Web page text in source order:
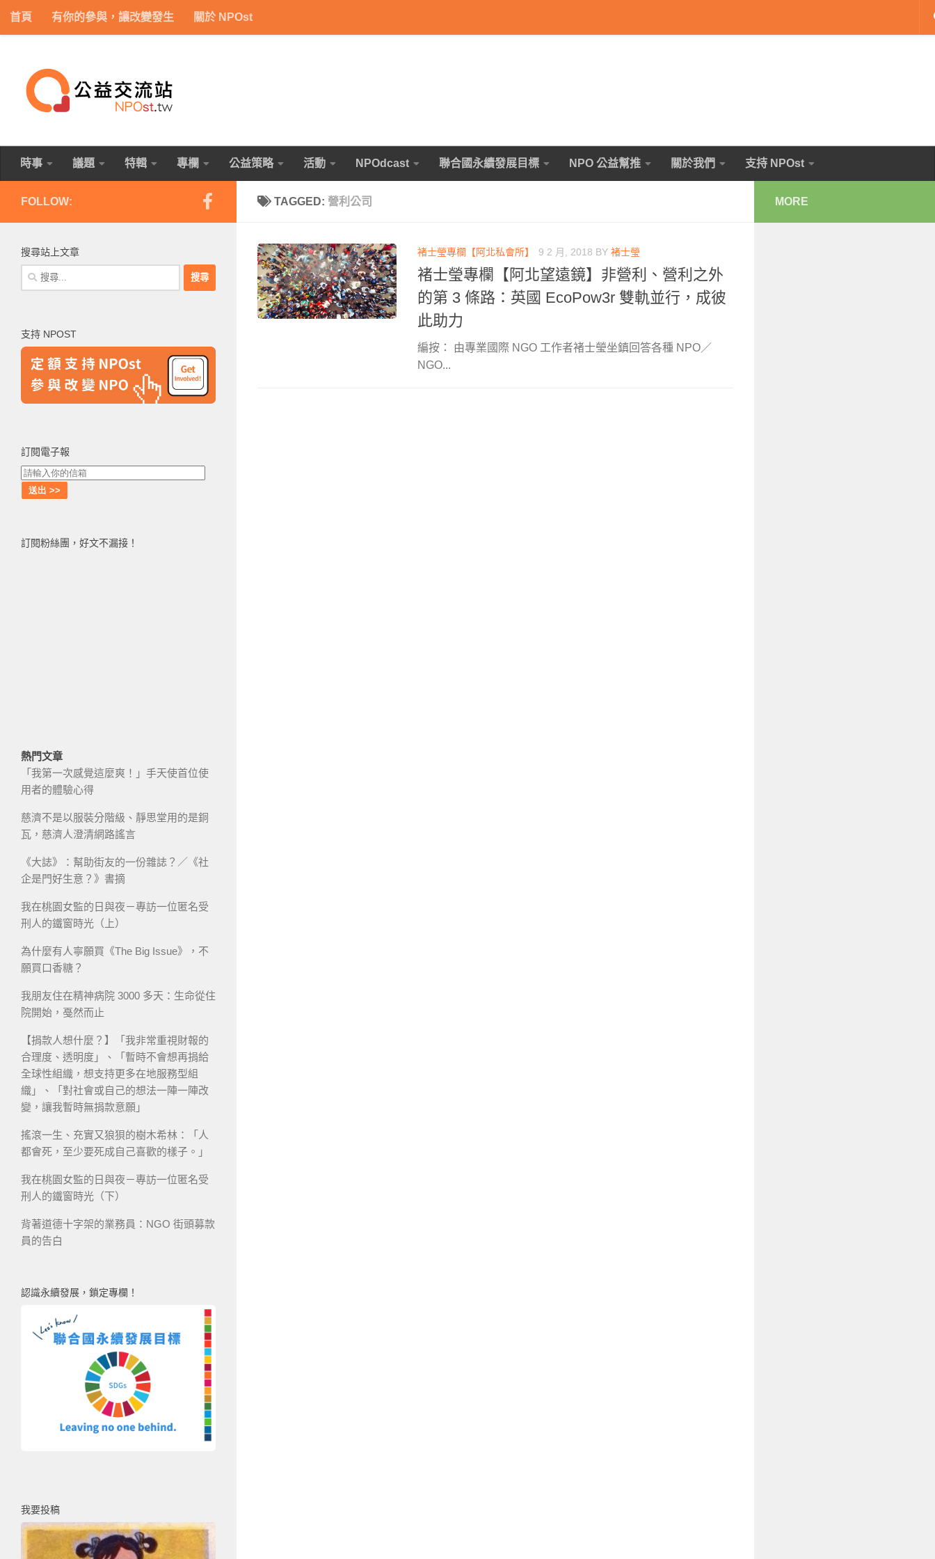
Skip to content
首頁 有你的參與，讓改變發生 關於 NPOst
時事 議題 特輯 專欄 公益策略 活動 NPOdcast 聯合國永續發展目標 NPO 公益幫推 關於我們 支持 NPOst
TAGGED: 營利公司
褚士瑩專欄【阿北私會所】 9 2 月, 2018 BY 褚士瑩
褚士瑩專欄【阿北望遠鏡】非營利、營利之外
的第 3 條路：英國 EcoPow3r 雙軌並行，成彼
此助力
編按： 由專業國際 NGO 工作者褚士瑩坐鎮回答各種 NPO／
NGO...
FOLLOW:
搜尋站上文章
搜
尋
字:
支持 NPOST
訂閱電子報
訂閱粉絲團，好文不漏接！
熱門文章
「我第一次感覺這麼爽！」手天使首位使
用者的體驗心得
慈濟不是以服裝分階級、靜思堂用的是銅
瓦，慈濟人澄清網路謠言
《大誌》：幫助街友的一份雜誌？／《社
企是門好生意？》書摘
我在桃園女監的日與夜－專訪一位匿名受
刑人的鐵窗時光（上）
為什麼有人寧願買《The Big Issue》，不
願買口香糖？
我朋友住在精神病院 3000 多天：生命從住
院開始，戞然而止
【捐款人想什麼？】「我非常重視財報的
合理度、透明度」、「暫時不會想再捐給
全球性組織，想支持更多在地服務型組
織」、「對社會或自己的想法一陣一陣改
變，讓我暫時無捐款意願」
搖滾一生、充實又狼狽的樹木希林：「人
都會死，至少要死成自己喜歡的樣子。」
我在桃園女監的日與夜－專訪一位匿名受
刑人的鐵窗時光（下）
背著道德十字架的業務員：NGO 街頭募款
員的告白
認識永續發展，鎖定專欄！
我要投稿
MORE